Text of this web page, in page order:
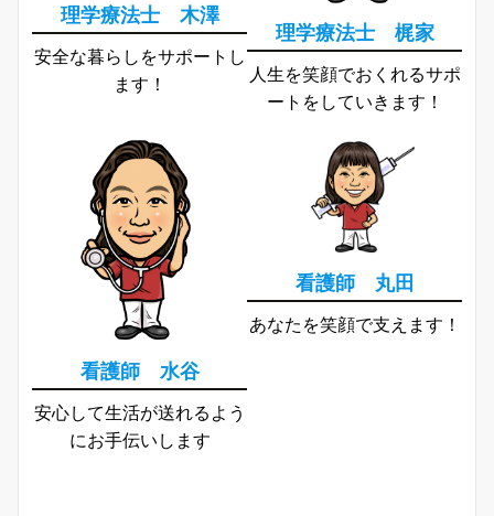
理学療法士 木澤
安全な暮らしをサポートし
ます！
理学療法士 梶家
人生を笑顔でおくれるサポ
ートをしていきます！
看護師 水谷
安心して生活が送れるよう
にお手伝いします
看護師 丸田
あなたを笑顔で支えます！